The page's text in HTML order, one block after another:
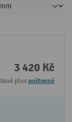
3 420 Kč
plus poštovné